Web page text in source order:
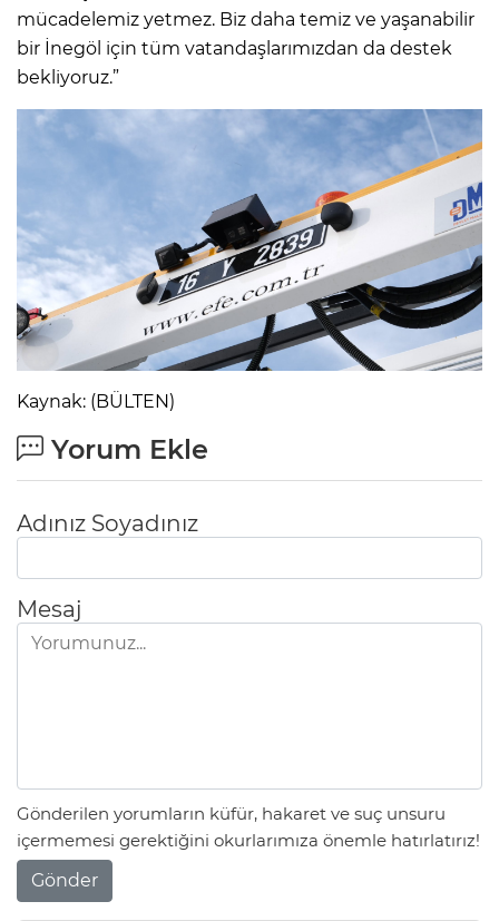
mücadelemiz yetmez. Biz daha temiz ve yaşanabilir
bir İnegöl için tüm vatandaşlarımızdan da destek
bekliyoruz.”
Kaynak: (BÜLTEN)
Yorum Ekle
Adınız Soyadınız
Mesaj
Gönderilen yorumların küfür, hakaret ve suç unsuru
içermemesi gerektiğini okurlarımıza önemle hatırlatırız!
Gönder